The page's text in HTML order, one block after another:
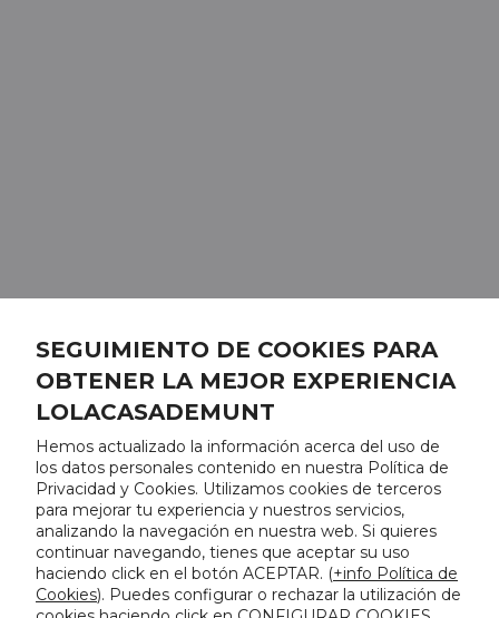
SEGUIMIENTO DE COOKIES PARA
OBTENER LA MEJOR EXPERIENCIA
LOLACASADEMUNT
Hemos actualizado la información acerca del uso de
los datos personales contenido en nuestra Política de
Privacidad y Cookies. Utilizamos cookies de terceros
para mejorar tu experiencia y nuestros servicios,
analizando la navegación en nuestra web. Si quieres
continuar navegando, tienes que aceptar su uso
haciendo click en el botón ACEPTAR. (+info Política de
Cookies). Puedes configurar o rechazar la utilización de